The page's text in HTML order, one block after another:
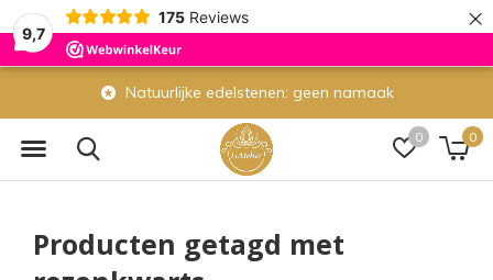
9,7
175 Reviews ×
0 0
Natuurlijke edelstenen: geen namaak
Producten getagd met